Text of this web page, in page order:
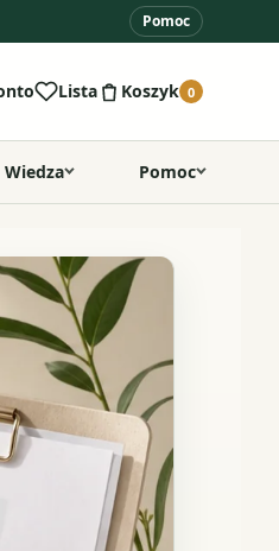
Pomoc
Lista Koszyk 0
Wiedza Pomoc